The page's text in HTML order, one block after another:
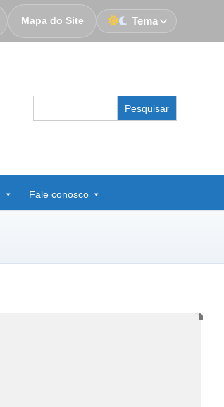
Mapa do Site Tema
for:
Fale conosco